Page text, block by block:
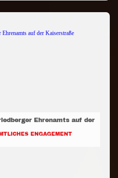
Ehrenamts auf der
ENGAGEMENT